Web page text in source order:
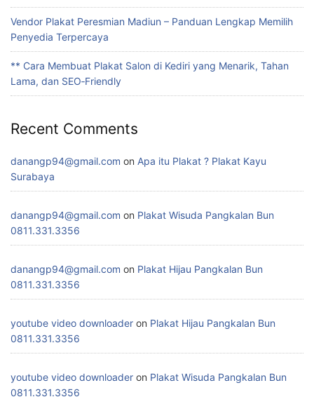
Vendor Plakat Peresmian Madiun – Panduan Lengkap Memilih
Penyedia Terpercaya
** Cara Membuat Plakat Salon di Kediri yang Menarik, Tahan
Lama, dan SEO‑Friendly
Recent Comments
danangp94@gmail.com on Apa itu Plakat ? Plakat Kayu
Surabaya
danangp94@gmail.com on Plakat Wisuda Pangkalan Bun
0811.331.3356
danangp94@gmail.com on Plakat Hijau Pangkalan Bun
0811.331.3356
youtube video downloader on Plakat Hijau Pangkalan Bun
0811.331.3356
youtube video downloader on Plakat Wisuda Pangkalan Bun
0811.331.3356